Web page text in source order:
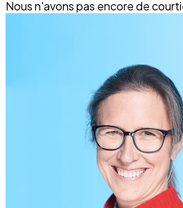
Nous n'avons pas encore de